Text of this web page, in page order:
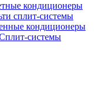
кондиционеры
сплит-системы
кондиционеры
системы